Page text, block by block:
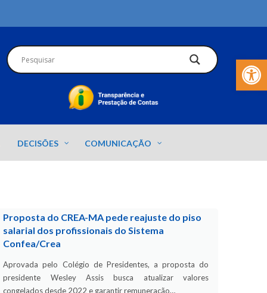
Barra de
DECISÕES COMUNICAÇÃO
Proposta do CREA-MA pede reajuste do piso
salarial dos profissionais do Sistema
Confea/Crea
Aprovada pelo Colégio de Presidentes, a proposta do
presidente Wesley Assis busca atualizar valores
congelados desde 2022 e garantir remuneração…